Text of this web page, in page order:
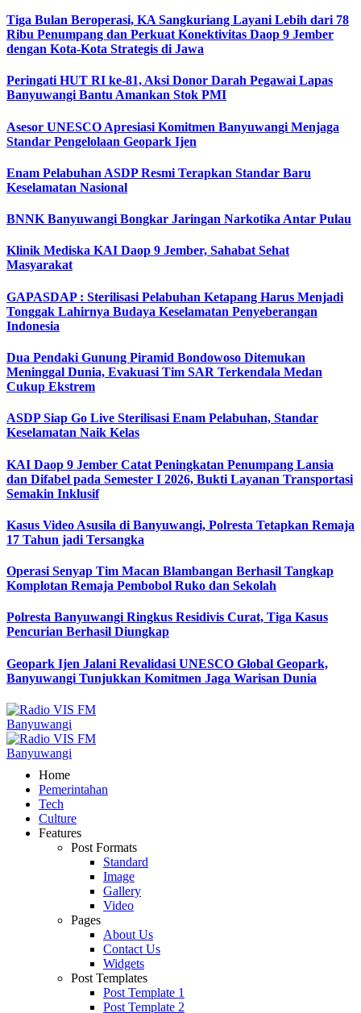
Tiga Bulan Beroperasi, KA Sangkuriang Layani Lebih dari 78
Ribu Penumpang dan Perkuat Konektivitas Daop 9 Jember
dengan Kota-Kota Strategis di Jawa
Peringati HUT RI ke-81, Aksi Donor Darah Pegawai Lapas
Banyuwangi Bantu Amankan Stok PMI
Asesor UNESCO Apresiasi Komitmen Banyuwangi Menjaga
Standar Pengelolaan Geopark Ijen
Enam Pelabuhan ASDP Resmi Terapkan Standar Baru
Keselamatan Nasional
BNNK Banyuwangi Bongkar Jaringan Narkotika Antar Pulau
Klinik Mediska KAI Daop 9 Jember, Sahabat Sehat
Masyarakat
GAPASDAP : Sterilisasi Pelabuhan Ketapang Harus Menjadi
Tonggak Lahirnya Budaya Keselamatan Penyeberangan
Indonesia
Dua Pendaki Gunung Piramid Bondowoso Ditemukan
Meninggal Dunia, Evakuasi Tim SAR Terkendala Medan
Cukup Ekstrem
ASDP Siap Go Live Sterilisasi Enam Pelabuhan, Standar
Keselamatan Naik Kelas
KAI Daop 9 Jember Catat Peningkatan Penumpang Lansia
dan Difabel pada Semester I 2026, Bukti Layanan Transportasi
Semakin Inklusif
Kasus Video Asusila di Banyuwangi, Polresta Tetapkan Remaja
17 Tahun jadi Tersangka
Operasi Senyap Tim Macan Blambangan Berhasil Tangkap
Komplotan Remaja Pembobol Ruko dan Sekolah
Polresta Banyuwangi Ringkus Residivis Curat, Tiga Kasus
Pencurian Berhasil Diungkap
Geopark Ijen Jalani Revalidasi UNESCO Global Geopark,
Banyuwangi Tunjukkan Komitmen Jaga Warisan Dunia
Home
Pemerintahan
Tech
Culture
Features
Post Formats
Standard
Image
Gallery
Video
Pages
About Us
Contact Us
Widgets
Post Templates
Post Template 1
Post Template 2